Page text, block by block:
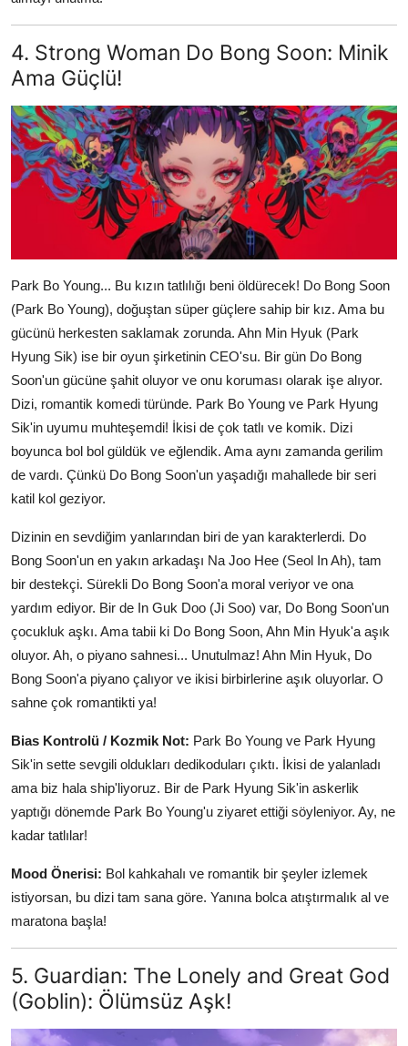
4. Strong Woman Do Bong Soon: Minik
Ama Güçlü!
Park Bo Young... Bu kızın tatlılığı beni öldürecek! Do Bong Soon
(Park Bo Young), doğuştan süper güçlere sahip bir kız. Ama bu
gücünü herkesten saklamak zorunda. Ahn Min Hyuk (Park
Hyung Sik) ise bir oyun şirketinin CEO'su. Bir gün Do Bong
Soon'un gücüne şahit oluyor ve onu koruması olarak işe alıyor.
Dizi, romantik komedi türünde. Park Bo Young ve Park Hyung
Sik'in uyumu muhteşemdi! İkisi de çok tatlı ve komik. Dizi
boyunca bol bol güldük ve eğlendik. Ama aynı zamanda gerilim
de vardı. Çünkü Do Bong Soon'un yaşadığı mahallede bir seri
katil kol geziyor.
Dizinin en sevdiğim yanlarından biri de yan karakterlerdi. Do
Bong Soon'un en yakın arkadaşı Na Joo Hee (Seol In Ah), tam
bir destekçi. Sürekli Do Bong Soon'a moral veriyor ve ona
yardım ediyor. Bir de In Guk Doo (Ji Soo) var, Do Bong Soon'un
çocukluk aşkı. Ama tabii ki Do Bong Soon, Ahn Min Hyuk'a aşık
oluyor. Ah, o piyano sahnesi... Unutulmaz! Ahn Min Hyuk, Do
Bong Soon'a piyano çalıyor ve ikisi birbirlerine aşık oluyorlar. O
sahne çok romantikti ya!
Bias Kontrolü / Kozmik Not: Park Bo Young ve Park Hyung
Sik'in sette sevgili oldukları dedikoduları çıktı. İkisi de yalanladı
ama biz hala ship'liyoruz. Bir de Park Hyung Sik'in askerlik
yaptığı dönemde Park Bo Young'u ziyaret ettiği söyleniyor. Ay, ne
kadar tatlılar!
Mood Önerisi: Bol kahkahalı ve romantik bir şeyler izlemek
istiyorsan, bu dizi tam sana göre. Yanına bolca atıştırmalık al ve
maratona başla!
5. Guardian: The Lonely and Great God
(Goblin): Ölümsüz Aşk!